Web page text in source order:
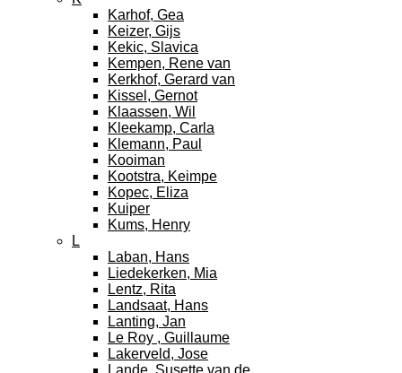
Karhof, Gea
Keizer, Gijs
Kekic, Slavica
Kempen, Rene van
Kerkhof, Gerard van
Kissel, Gernot
Klaassen, Wil
Kleekamp, Carla
Klemann, Paul
Kooiman
Kootstra, Keimpe
Kopec, Eliza
Kuiper
Kums, Henry
L
Laban, Hans
Liedekerken, Mia
Lentz, Rita
Landsaat, Hans
Lanting, Jan
Le Roy , Guillaume
Lakerveld, Jose
Lande, Susette van de